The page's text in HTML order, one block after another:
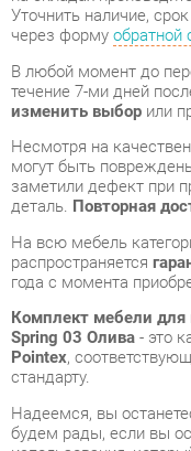
Несмотря на
могут быть повреждены
заметили дефект при
деталь.Повторная
На всю мебель
года с момента
Комплект мебели для
Spring 03 Олива- это
стандарту.
Надеемся, вы
использования,
будущим покупателям.
Кроме формы
обратной
консультацию, фото и
e-mail, телефону в
Telegram и WhatsApp.